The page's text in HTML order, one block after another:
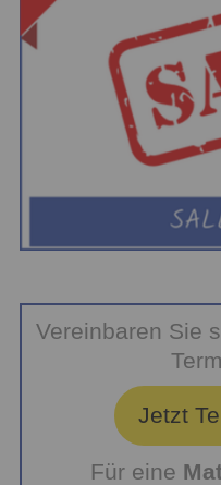
Vereinbaren Sie
Jetzt
Für eine